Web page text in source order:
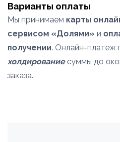
Варианты оплаты
Мы принимаем карты
сервисом «Долями» и
получении. Онлайн-платеж
холдированиесуммы до
заказа.